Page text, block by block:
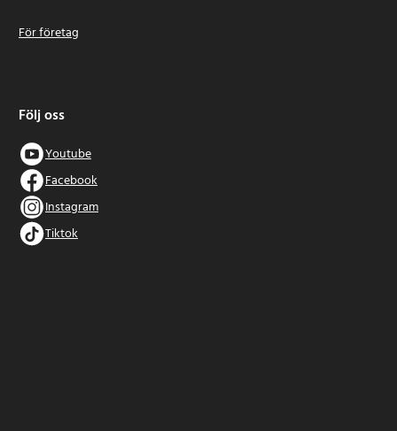
För företag
Följ oss
Youtube
Facebook
Instagram
Tiktok